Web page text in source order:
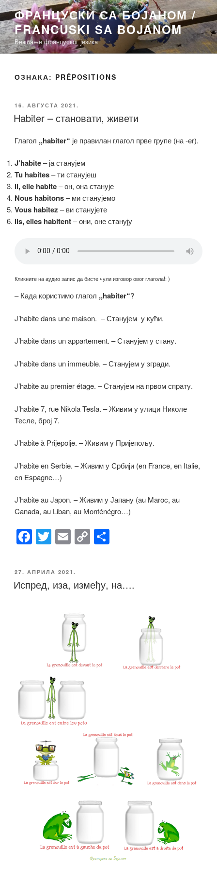
Скочи
на
садржај
ФРАНЦУСКИ СА БОЈАНОМ /
FRANCUSKI SA BOJANOM
Вежбање француског језика
ОЗНАКА: PRÉPOSITIONS
ОБЈАВЉЕНО
16. АВГУСТА 2021.
Habiter – становати, живети
Глагол ,,habiter“ је правилан глагол прве групе (на -er).
J’habite– ја станујем
Tu habites– ти станујеш
Il, elle habite– он, она станује
Nous habitons– ми станујемо
Vous habitez – ви станујете
Ils, elles habitent– они, оне станују
Кликните на аудио запис да бисте чули изговор овог глагола!: )
– Када користимо глагол ,,habiter“?
J’habite dans une maison. – Станујем у кући.
J’habite dans un appartement. – Станујем у стану.
J’habite dans un immeuble. – Станујем у згради.
J’habite au premier étage. – Станујем на првом спрату.
J’habite 7, rue Nikola Tesla. – Живим у улици Николе
Тесле, број 7.
J’habite à Prijepolje. – Живим у Пријепољу.
J’habite en Serbie. – Живим у Србији (en France, en Italie,
en Espagne…)
J’habite au Japon. – Живим у Јапану (au Maroc, au
Canada, au Liban, au Monténégro…)
F
a
c
e
T
wi
tt
er
E
m
ail
C
o
y e
ОБЈАВЉЕНО
27. АПРИЛА 2021.
Испред, иза, између, на….